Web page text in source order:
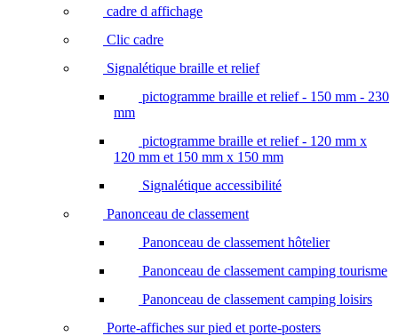
cadre d affichage
Clic cadre
Signalétique braille et relief
pictogramme braille et relief - 150 mm - 230
mm
pictogramme braille et relief - 120 mm x
120 mm et 150 mm x 150 mm
Signalétique accessibilité
Panonceau de classement
Panonceau de classement hôtelier
Panonceau de classement camping tourisme
Panonceau de classement camping loisirs
Porte-affiches sur pied et porte-posters